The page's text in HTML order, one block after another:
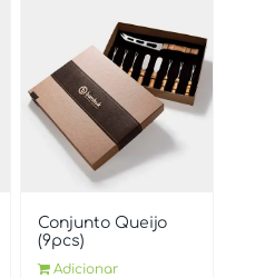
Conjunto Queijo
(9pcs)
Adicionar